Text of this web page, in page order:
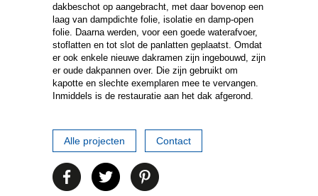
dakbeschot op aangebracht, met daar bovenop een
laag van dampdichte folie, isolatie en damp-open
folie. Daarna werden, voor een goede waterafvoer,
stoflatten en tot slot de panlatten geplaatst. Omdat
er ook enkele nieuwe dakramen zijn ingebouwd, zijn
er oude dakpannen over. Die zijn gebruikt om
kapotte en slechte exemplaren mee te vervangen.
Inmiddels is de restauratie aan het dak afgerond.
Alle projecten Contact